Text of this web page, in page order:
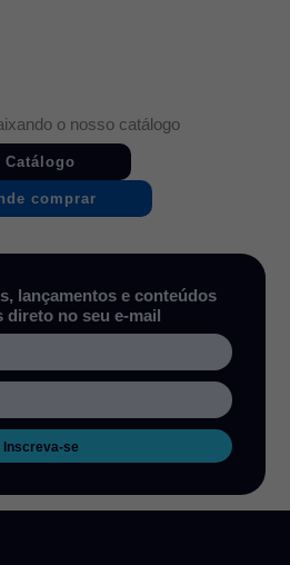
o nosso catálogo
Catálogo
comprar
lançamentos e conteúdos
direto no seu e-mail
Inscreva-se